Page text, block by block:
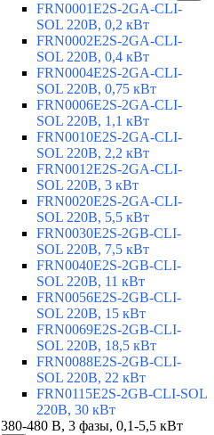
FRN0001E2S-2GA-CLI-
SOL 220В, 0,2 кВт
FRN0002E2S-2GA-CLI-
SOL 220В, 0,4 кВт
FRN0004E2S-2GA-CLI-
SOL 220В, 0,75 кВт
FRN0006E2S-2GA-CLI-
SOL 220В, 1,1 кВт
FRN0010E2S-2GA-CLI-
SOL 220В, 2,2 кВт
FRN0012E2S-2GA-CLI-
SOL 220В, 3 кВт
FRN0020E2S-2GA-CLI-
SOL 220В, 5,5 кВт
FRN0030E2S-2GB-CLI-
SOL 220В, 7,5 кВт
FRN0040E2S-2GB-CLI-
SOL 220В, 11 кВт
FRN0056E2S-2GB-CLI-
SOL 220В, 15 кВт
FRN0069E2S-2GB-CLI-
SOL 220В, 18,5 кВт
FRN0088E2S-2GB-CLI-
SOL 220В, 22 кВт
FRN0115E2S-2GB-CLI-SOL
220В, 30 кВт
380-480 В, 3 фазы, 0,1-5,5 кВт